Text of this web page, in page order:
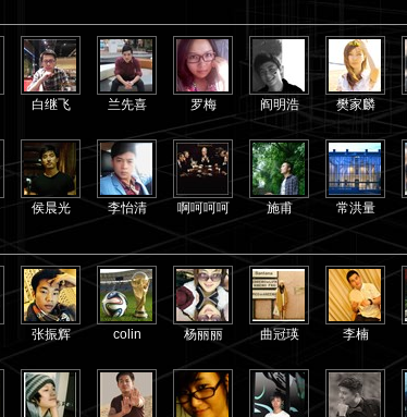
白继飞 兰先喜 罗梅 阎明浩 樊家麟
侯晨光 李怡清 啊呵呵呵 施甫 常洪量
张振辉 colin 杨丽丽 曲冠瑛 李楠